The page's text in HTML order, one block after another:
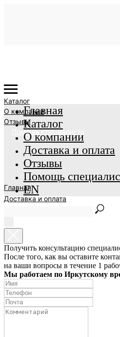
Каталог
О компании
Отзывы
Помощь специалиста
Главная
Доставка и оплата
Главная
Каталог
О компании
Доставка и оплата
Отзывы
Помощь
EN
Получить консультацию
После того, как вы оставите
на ваши вопросы в течение 1
Мы работаем по Иркутскому